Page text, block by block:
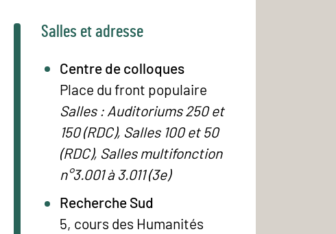
Salles et adresse
Centre de colloques
Place du front populaire
Salles : Auditoriums 250 et
150 (RDC), Salles 100 et 50
(RDC), Salles multifonction
n°3.001 à 3.011 (3e)
Recherche Sud
5, cours des Humanités